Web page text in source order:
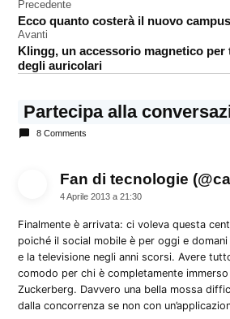
Facebook
Navigazione
articoli
Precedente
Ecco quanto costerà il nuovo
Avanti
Klingg, un accessorio magnetico per
degli auricolari
Partecipa alla
8 Comments
Fan di tecnologie
4 Aprile 2013 a 21:30
Finalmente è arrivata: ci voleva questa
poiché il social mobile è per oggi e
e la televisione negli anni scorsi. Avere
comodo per chi è completamente
Zuckerberg. Davvero una bella mossa
dalla concorrenza se non con